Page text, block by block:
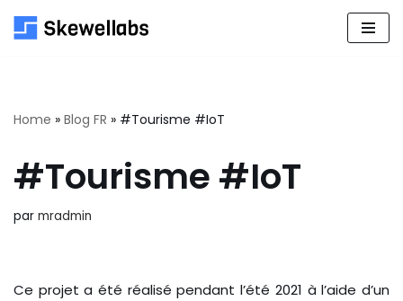
Home » Blog FR » #Tourisme #IoT
#Tourisme #IoT
par mradmin
Ce projet a été réalisé pendant l’été 2021 à l’aide d’un